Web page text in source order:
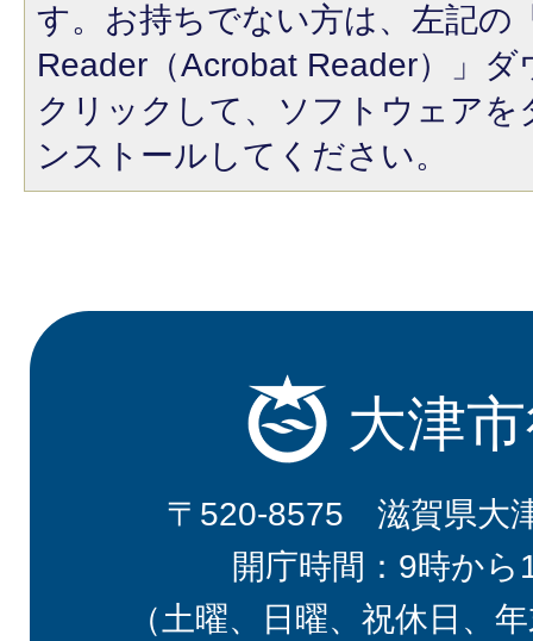
す。お持ちでない方は、左記の
Reader（Acrobat Reader）」
クリックして、ソフトウェア
ンストールしてください。
大津
〒520-8575 滋賀県大
開庁時間：9時から
（土曜、日曜、祝休日、